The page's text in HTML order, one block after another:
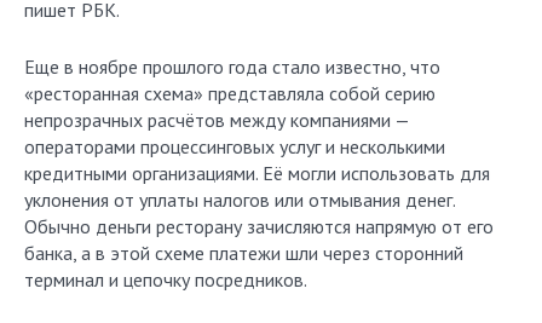
пишет РБК.
Еще в ноябре прошлого года стало известно, что
«ресторанная схема» представляла собой серию
непрозрачных расчётов между компаниями —
операторами процессинговых услуг и несколькими
кредитными организациями. Её могли использовать для
уклонения от уплаты налогов или отмывания денег.
Обычно деньги ресторану зачисляются напрямую от его
банка, а в этой схеме платежи шли через сторонний
терминал и цепочку посредников.